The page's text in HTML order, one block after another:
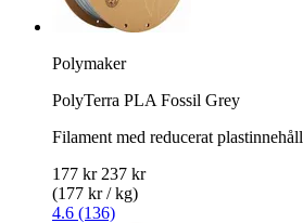
Polymaker
PolyTerra PLA Fossil Grey
Filament med reducerat plastinnehåll
177 kr 237 kr
(177 kr / kg)
4.6 (136)